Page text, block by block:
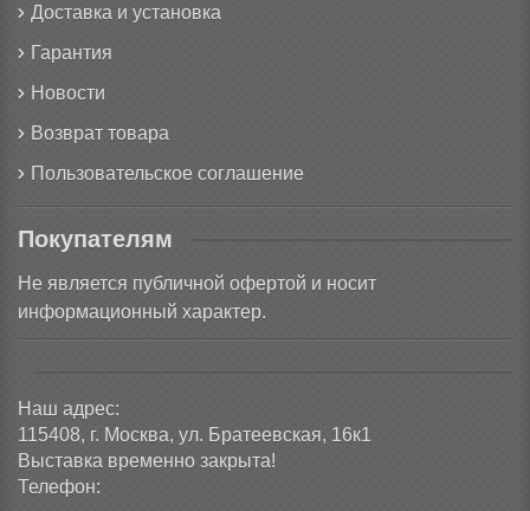
Доставка и установка
Гарантия
Новости
Возврат товара
Пользовательское соглашение
Покупателям
Не является публичной офертой и носит
информационный характер.
Наш адрес:
115408, г. Москва, ул. Братеевская, 16к1
Выставка временно закрыта!
Телефон: